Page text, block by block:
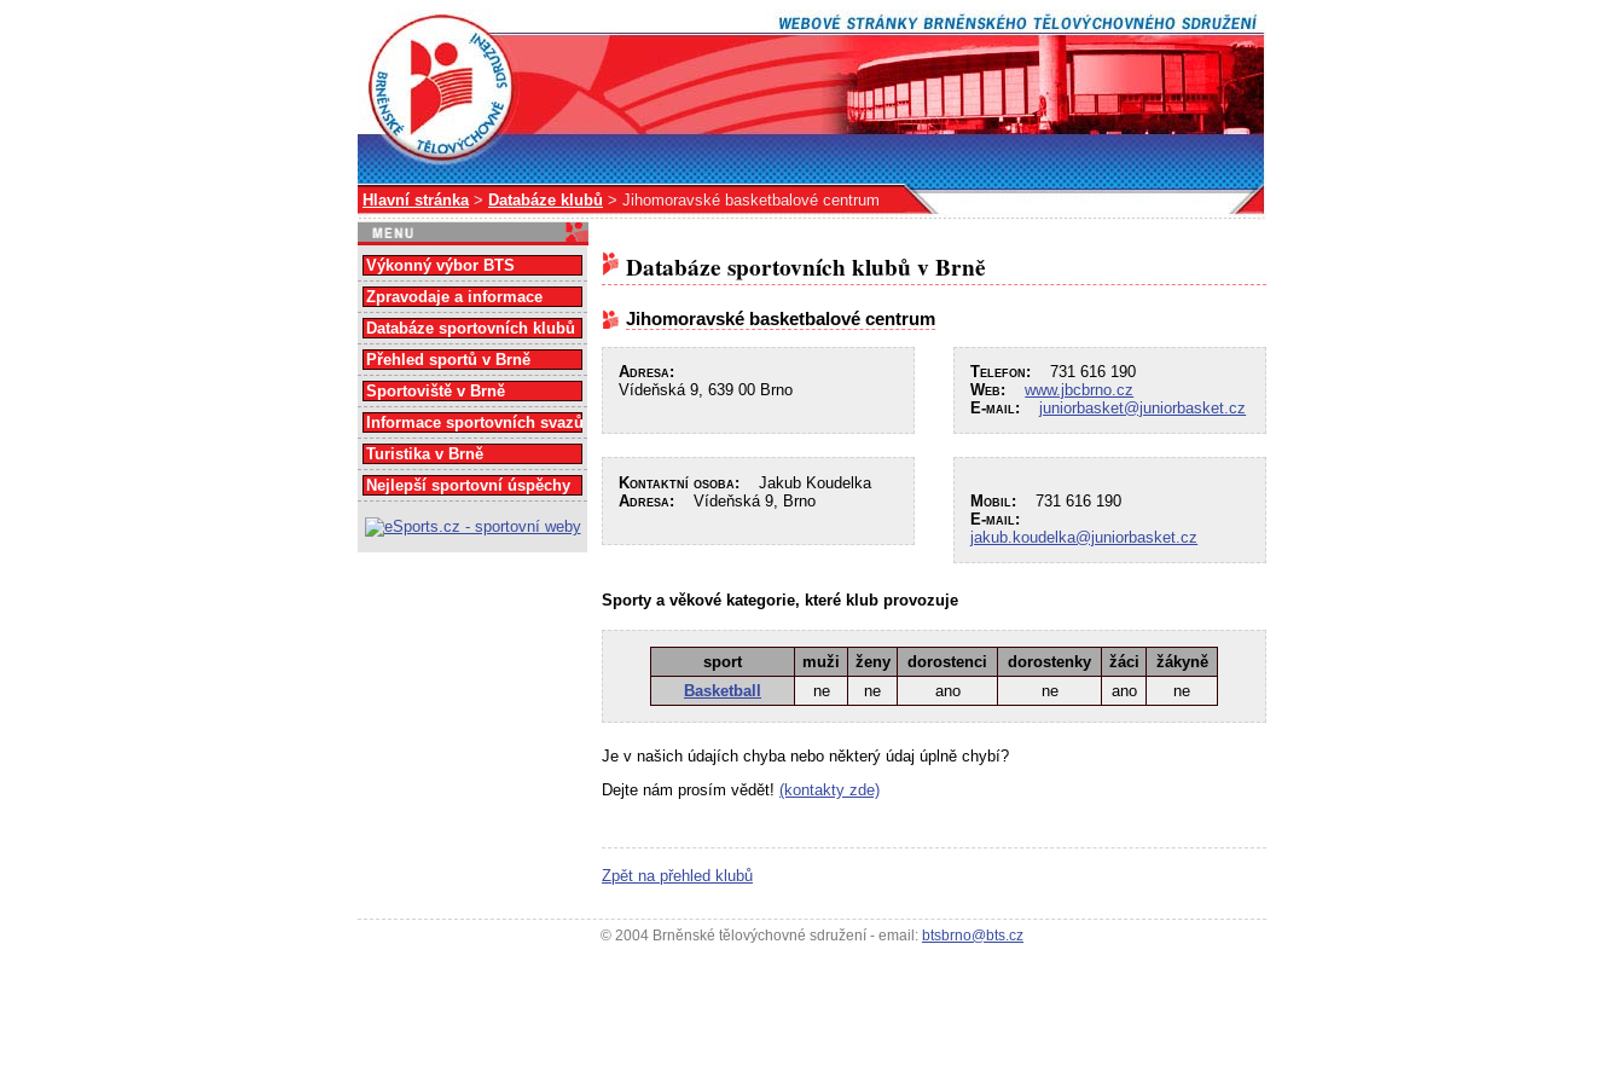
Hlavní stránka> Databáze klubů > Jihomoravské basketbalové centrum
Databáze sportovních klubů v Brně
Jihomoravské basketbalové centrum
Adresa:
Vídeňská 9, 639 00 Brno
Telefon: 731 616 190
Web:
www.jbcbrno.cz
E-mail:
juniorbasket@juniorbasket.cz
Kontaktní osoba: Jakub Koudelka
Adresa: Vídeňská 9, Brno Mobil: 731 616 190
E-mail:
jakub.koudelka@juniorbasket.cz
Sporty a věkové kategorie, které klub provozuje
sport muži ženy dorostenci dorostenky žáci
žákyně
Basketball
ne ne ano ne ano ne
Je v našich údajích chyba nebo některý údaj úplně chybí?
Dejte nám prosím vědět! (kontakty zde)
Zpět na přehled klubů
Výkonný výbor BTS
Zpravodaje a informace
Databáze sportovních klubů
Přehled sportů v Brně
Sportoviště v Brně
Informace sportovních svazů
Turistika v Brně
Nejlepší sportovní úspěchy
© 2004 Brněnské tělovýchovné sdružení - email: btsbrno@bts.cz